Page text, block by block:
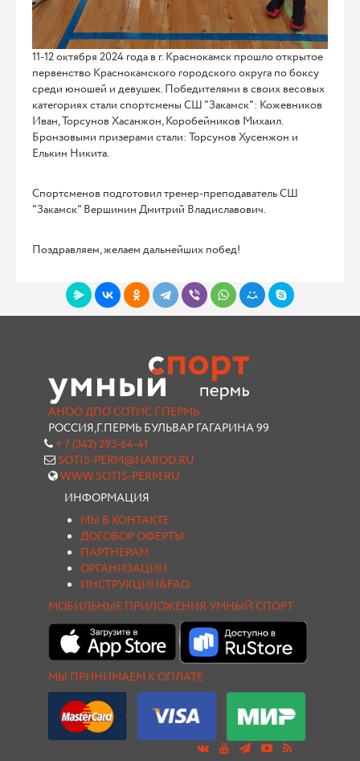
11-12 октября 2024 года в г. Краснокамск прошло открытое
первенство Краснокамского городского округа по боксу
среди юношей и девушек. Победителями в своих весовых
категориях стали спортсмены СШ "Закамск": Кожевников
Иван, Торсунов Хасанжон, Коробейников Михаил.
Бронзовыми призерами стали: Торсунов Хусенжон и
Елькин Никита.
Спортсменов подготовил тренер-преподаватель СШ
"Закамск" Вершинин Дмитрий Владиславович.
Поздравляем, желаем дальнейших побед!
АНОО ДПО СОТИС Г.ПЕРМЬ
РОССИЯ,Г.ПЕРМЬ БУЛЬВАР ГАГАРИНА 99
+ 7 (342) 293-64-41
SOTIS-PERM@NAROD.RU
WWW.SOTIS-PERM.RU
ИНФОРМАЦИЯ
МЫ В КОНТАКТЕ
ДОГОВОР ОФЕРТЫ
ПАРТНЕРАМ
ОРГАНИЗАЦИИ
ИНСТРУКЦИИ&FAQ
МОБИЛЬНЫЕ ПРИЛОЖЕНИЯ УМНЫЙ СПОРТ
МЫ ПРИНИМАЕМ К ОПЛАТЕ